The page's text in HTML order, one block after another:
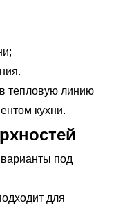
тепловую линию
кухни.
под
для